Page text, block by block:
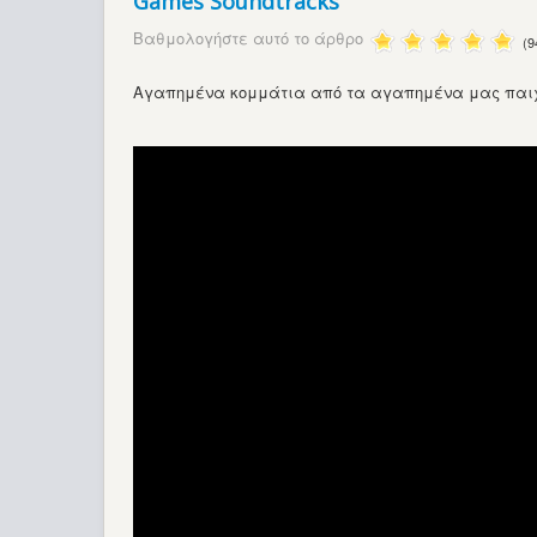
Βαθμολογήστε αυτό το άρθρο
Αγαπημένα κομμάτια από τα αγαπημένα μας